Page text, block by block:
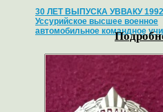
30 ЛЕТ ВЫПУСКА УВВАКУ
Уссурийское высшее военное
автомобильное командное